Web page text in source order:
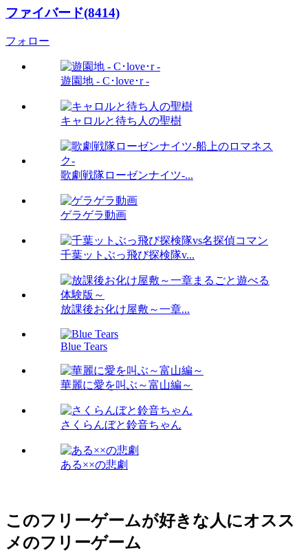
ファイバード(8414)
フォロー
遊園地 - C･love･r -
キャロルと待ち人の聖樹
歌劇戦隊ローゼンナイツ-...
ゲラゲラ動画
千葉ットぶっ飛び探検隊v...
放課後お化け屋敷～一章...
Blue Tears
華麗に愛を叫ぶ～富山編～
さくらんぼと鈴音ちゃん
ある××の悲劇
このフリーゲームが好きな人にオスス
メのフリーゲーム